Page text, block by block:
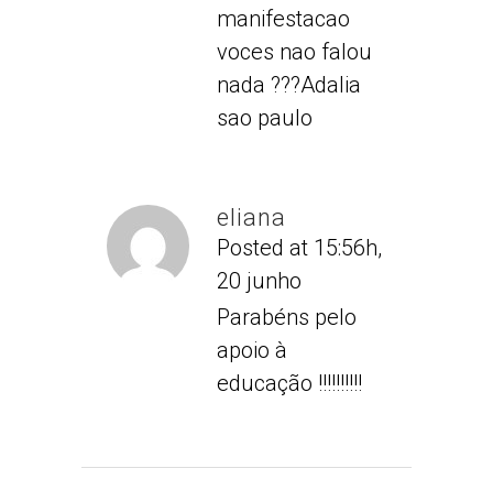
manifestacao
voces nao falou
nada ???Adalia
sao paulo
eliana
Posted at 15:56h,
20 junho
Parabéns pelo
apoio à
educação !!!!!!!!!!